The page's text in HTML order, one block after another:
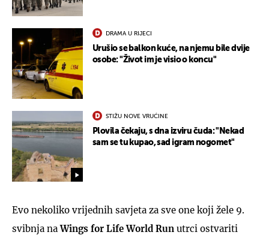
DRAMA U RIJECI
Urušio se balkon kuće, na njemu bile dvije
osobe: "Život im je visio o koncu"
STIŽU NOVE VRUĆINE
Plovila čekaju, s dna izviru čuda: "Nekad
sam se tu kupao, sad igram nogomet"
Evo nekoliko vrijednih savjeta za sve one koji žele 9.
svibnja naWings for Life World Run utrci ostvariti